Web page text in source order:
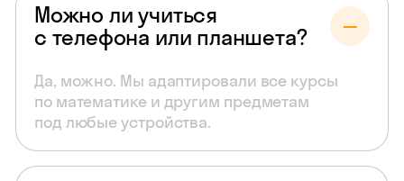
Можно ли учиться
с телефона или планшета?
Да, можно. Мы адаптировали все курсы
по математике и другим предметам
под любые устройства.